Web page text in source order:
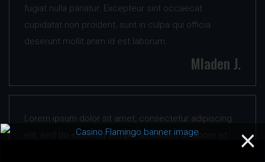
fugiat nulla pariatur. Excepteur sint occaecat
cupidatat non proident, sunt in culpa qui officia
deserunt mollit anim id est laborum.
Mladen J.
Lorem ipsum dolor sit amet, consectetur adipiscing
elit, sed do eiusmod tempor incididunt ut labore et
×